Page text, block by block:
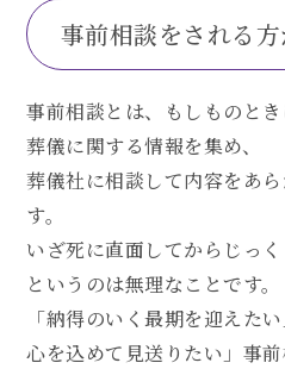
事前相談をされる方
事前相談とは、もしものと
葬儀に関する情報を集め、
葬儀社に相談して内容をあ
す。
いざ死に直面してからじっ
というのは無理なことです。
「納得のいく最期を迎えた
心を込めて見送りたい」 事